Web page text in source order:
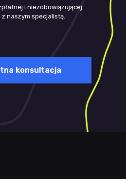
i niezobowiązującej
naszym specjalistą.
konsultacja